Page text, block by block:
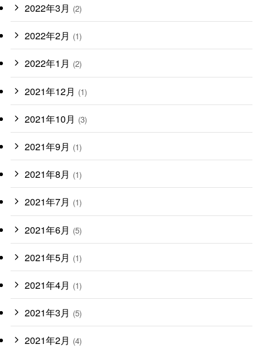
2022年3月 (2)
2022年2月 (1)
2022年1月 (2)
2021年12月 (1)
2021年10月 (3)
2021年9月 (1)
2021年8月 (1)
2021年7月 (1)
2021年6月 (5)
2021年5月 (1)
2021年4月 (1)
2021年3月 (5)
2021年2月 (4)